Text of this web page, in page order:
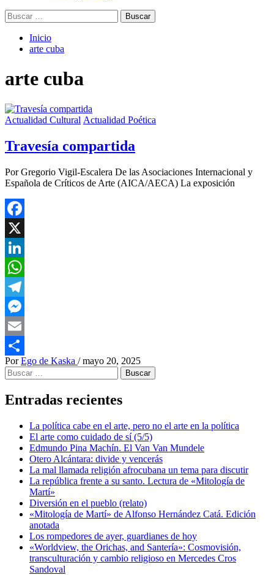
Buscar:
Inicio
arte cuba
arte cuba
Actualidad Cultural Actualidad Poética
Travesía compartida
Por Gregorio Vigil-Escalera De las Asociaciones Internacional y
Española de Críticos de Arte (AICA/AECA) La exposición
Facebook
X
LinkedIn
WhatsApp
Telegram
Messenger
Email
Compartir
Por Ego de Kaska / mayo 20, 2025
Buscar:
Entradas recientes
La política cabe en el arte, pero no el arte en la política
El arte como cuidado de sí (5/5)
Edmundo Pina Machín. El Van Van Mundele
Otero Alcántara: divide y vencerás
La mal llamada religión afrocubana un tema para discutir
La república frente a su santo. Lectura de «Mitología de
Martí»
Diversión en el pueblo (relato)
«Mitología de Martí» de Alfonso Hernández Catá. Edición
anotada
Los rompedores de ayer, guardianes de hoy
«Worldview, the Orichas, and Santería»: Cosmovisión,
transculturación y cambio religioso en Mercedes Cros
Sandoval